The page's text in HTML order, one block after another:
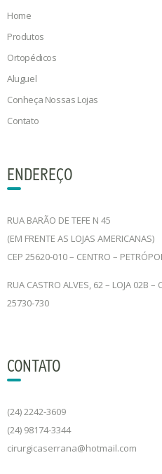
Home
Produtos
Ortopédicos
Aluguel
Conheça Nossas Lojas
Contato
ENDEREÇO
RUA BARÃO DE TEFE N 45
(EM FRENTE AS LOJAS AMERICANAS)
CEP 25620-010 – CENTRO –
RUA CASTRO ALVES, 62 – LOJA 02B –
25730-730
CONTATO
(24) 2242-3609
(24) 98174-3344
cirurgicaserrana@hotmail.com